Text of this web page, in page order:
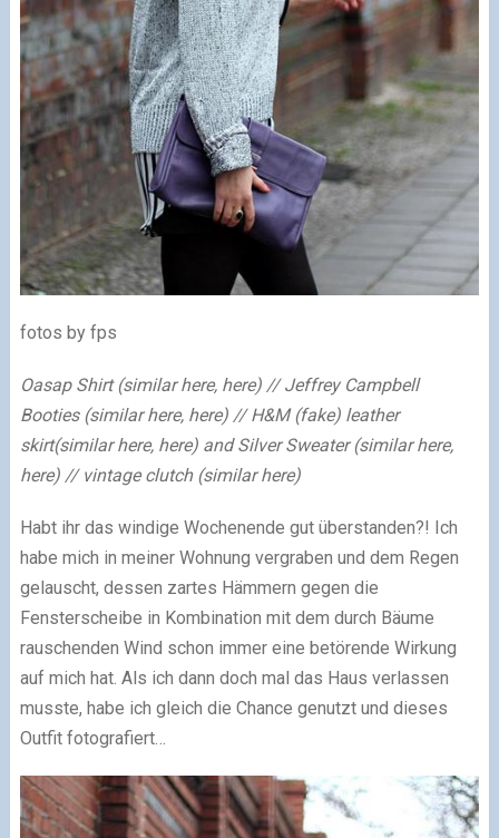
fotos by fps
Oasap Shirt (similar here, here) // Jeffrey Campbell
Booties (similar here, here) // H&M (fake) leather
skirt(similar here, here) and Silver Sweater (similar here,
here) // vintage clutch (similar here)
Habt ihr das windige Wochenende gut überstanden?! Ich
habe mich in meiner Wohnung vergraben und dem Regen
gelauscht, dessen zartes Hämmern gegen die
Fensterscheibe in Kombination mit dem durch Bäume
rauschenden Wind schon immer eine betörende Wirkung
auf mich hat. Als ich dann doch mal das Haus verlassen
musste, habe ich gleich die Chance genutzt und dieses
Outfit fotografiert…